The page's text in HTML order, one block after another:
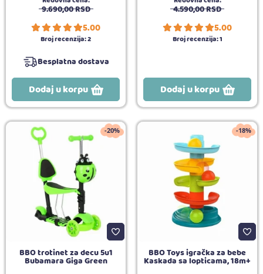
9.690,00RSD
5.00
Broj recenzija:2
Besplatna dostava
Dodaj u korpu
4.590,00RSD
5.00
Broj recenzija:1
Dodaj u korpu
-20%
BBO trotinet za decu 5u1
Bubamara Giga Green
-18%
BBO Toys igračka za bebe
Kaskada sa lopticama, 18m+